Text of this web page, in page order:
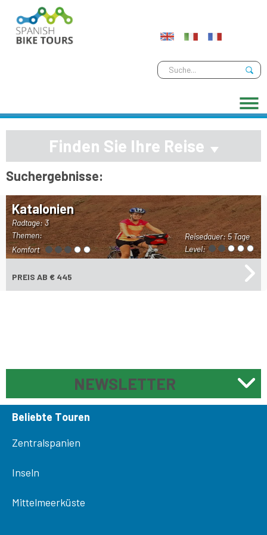
Finden Sie Ihre Reise
Suchergebnisse:
Katalonien
Reisedauer:5 Tage
Level:
Radtage: 3
Themen:
Komfort
PREIS AB € 445
NEWSLETTER
Beliebte Touren
Zentralspanien
Inseln
Mittelmeerküste